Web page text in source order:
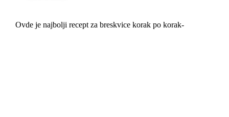
Ovde je najbolji recept za breskvice korak po korak-